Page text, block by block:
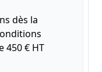
dès la
450 € HT